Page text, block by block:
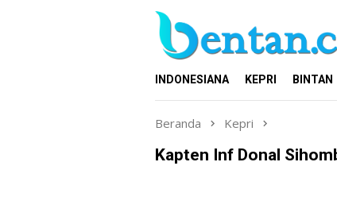
INDONESIANA KEPRI BINTAN
Beranda Kepri
Kapten Inf Donal